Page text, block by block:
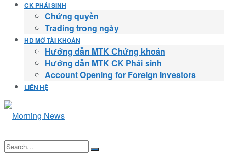
CK PHÁI SINH
Chứng quyền
Trading trong ngày
HD MỞ TÀI KHOẢN
Hướng dẫn MTK Chứng khoán
Hướng dẫn MTK CK Phái sinh
Account Opening for Foreign Investors
LIÊN HỆ